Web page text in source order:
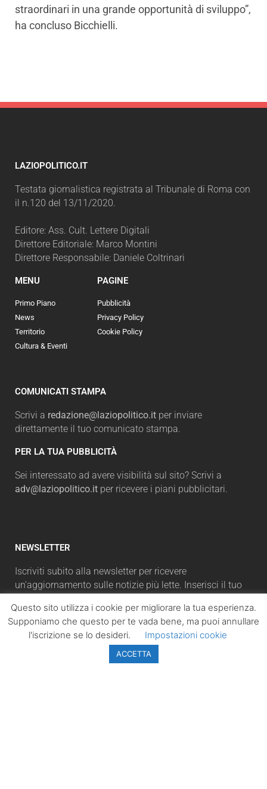
straordinari in una grande opportunità di sviluppo”,
ha concluso Bicchielli.
LAZIOPOLITICO.IT
Testata giornalistica registrata al Tribunale di Roma con
il n.120 del 13/11/2020.
Editore: Ass. Cult. Lettere Digitali
Direttore Editoriale: Marco Montini
Direttore Responsabile: Daniele Coltrinari
MENU
Primo Piano
News
Territorio
Cultura & Eventi
PAGINE
Pubblicità
Privacy Policy
Cookie Policy
COMUNICATI STAMPA
Scrivi a redazione@laziopolitico.it per inviare
direttamente il tuo comunicato stampa.
PER LA TUA PUBBLICITÀ
Sei interessato ad avere visibilità sul sito? Scrivi a
adv@laziopolitico.it per ricevere i piani pubblicitari.
NEWSLETTER
Iscriviti subito alla newsletter per ricevere
un'aggiornamento sulle notizie più lette. Inserisci il tuo
automaticamente la nostra Privacy Policy.
Questo sito utilizza i cookie per migliorare la tua esperienza.
Supponiamo che questo per te vada bene, ma puoi annullare
l'iscrizione se lo desideri.
Impostazioni cookie
ACCETTA